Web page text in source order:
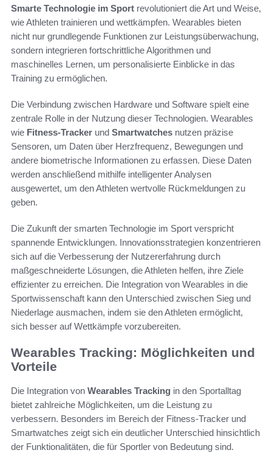
Smarte Technologie im Sport revolutioniert die Art und Weise,
wie Athleten trainieren und wettkämpfen. Wearables bieten
nicht nur grundlegende Funktionen zur Leistungsüberwachung,
sondern integrieren fortschrittliche Algorithmen und
maschinelles Lernen, um personalisierte Einblicke in das
Training zu ermöglichen.
Die Verbindung zwischen Hardware und Software spielt eine
zentrale Rolle in der Nutzung dieser Technologien. Wearables
wie Fitness-Tracker und Smartwatches nutzen präzise
Sensoren, um Daten über Herzfrequenz, Bewegungen und
andere biometrische Informationen zu erfassen. Diese Daten
werden anschließend mithilfe intelligenter Analysen
ausgewertet, um den Athleten wertvolle Rückmeldungen zu
geben.
Die Zukunft der smarten Technologie im Sport verspricht
spannende Entwicklungen. Innovationsstrategien konzentrieren
sich auf die Verbesserung der Nutzererfahrung durch
maßgeschneiderte Lösungen, die Athleten helfen, ihre Ziele
effizienter zu erreichen. Die Integration von Wearables in die
Sportwissenschaft kann den Unterschied zwischen Sieg und
Niederlage ausmachen, indem sie den Athleten ermöglicht,
sich besser auf Wettkämpfe vorzubereiten.
Wearables Tracking: Möglichkeiten und
Vorteile
Die Integration von Wearables Tracking in den Sportalltag
bietet zahlreiche Möglichkeiten, um die Leistung zu
verbessern. Besonders im Bereich der Fitness-Tracker und
Smartwatches zeigt sich ein deutlicher Unterschied hinsichtlich
der Funktionalitäten, die für Sportler von Bedeutung sind.